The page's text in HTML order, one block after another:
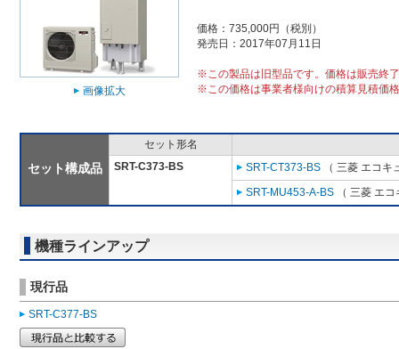
画像拡大
価格：735,000円（税別）
発売日：2017年07月11日
※この製品は旧型品です。価格は販売終
※この価格は事業者様向けの積算見積価
セット構成品
セット形名
SRT-C373-BS
SRT-CT373-BS （ 三菱 エコキ
SRT-MU453-A-BS （ 三菱 エ
機種ラインアップ
現行品
SRT-C377-BS